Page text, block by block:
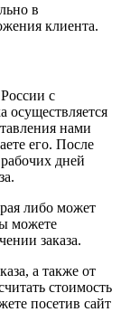
в
клиента.
с
нами
его. После
дней
либо может
можете
заказа.
а также от
стоимость
посетив сайт